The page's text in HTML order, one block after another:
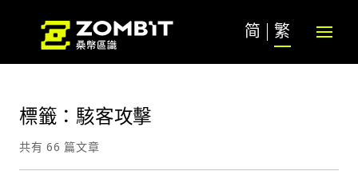
简 繁
標籤：駭客攻擊
共有 66 篇文章